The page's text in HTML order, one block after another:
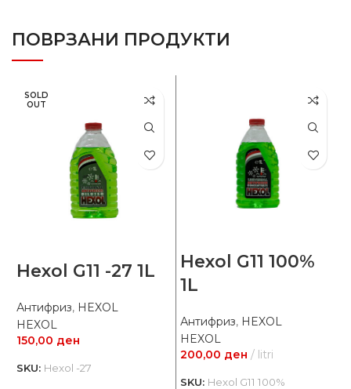
ПОВРЗАНИ ПРОДУКТИ
SOLD
OUT
Hexol G11 -27 1L
Антифриз, HEXOL
HEXOL
150,00 ден
SKU: Hexol -27
Hexol G11 100%
1L
Антифриз, HEXOL
HEXOL
200,00 ден litri
SKU: Hexol G11 100%